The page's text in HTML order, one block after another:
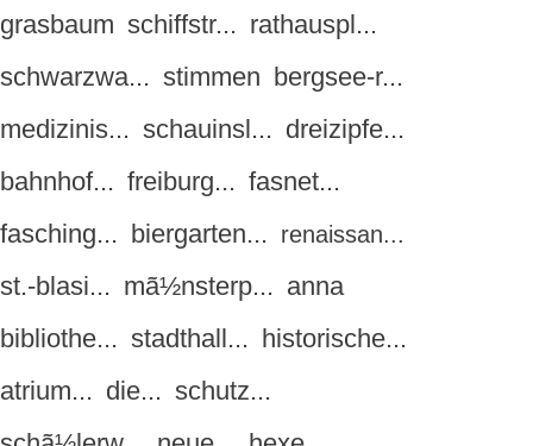
grasbaum schiffstr... rathauspl...
schwarzwa... stimmen bergsee-r...
medizinis... schauinsl... dreizipfe...
bahnhof... freiburg... fasnet...
fasching... biergarten... renaissan...
st.-blasi... mã½nsterp... anna
bibliothe... stadthall... historische...
atrium... die... schutz...